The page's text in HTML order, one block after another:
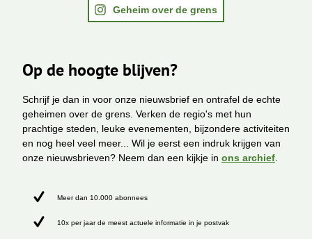
Geheim over de grens
Op de hoogte blijven?
Schrijf je dan in voor onze nieuwsbrief en ontrafel de echte
geheimen over de grens. Verken de regio's met hun
prachtige steden, leuke evenementen, bijzondere activiteiten
en nog heel veel meer... Wil je eerst een indruk krijgen van
onze nieuwsbrieven? Neem dan een kijkje in ons archief.
Meer dan 10.000 abonnees
10x per jaar de meest actuele informatie in je postvak